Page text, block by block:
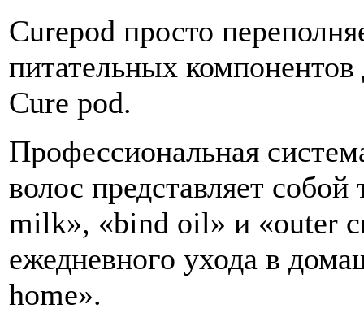
Curepod просто
питательных
Cure pod.
Профессиональная
волос представляет
milk», «bind oil» и «outer
ежедневного ухода в
home».